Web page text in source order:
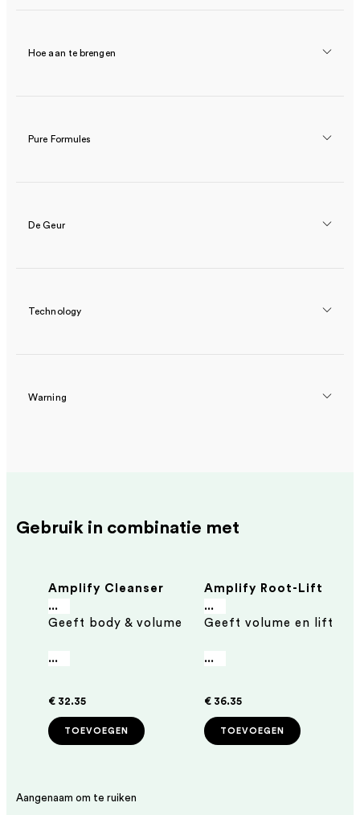
Hoe aan te brengen
Pure Formules
De Geur
Technology
Warning
Gebruik in combinatie met
Amplify Cleanser
300 ml - Natuurlijke
shampoo voor fijn
...
Geeft body & volume
...
€ 32.35
TOEVOEGEN
Amplify Root-Lift
Spray Conditioner
250 ml
...
Geeft volume en lift
...
€ 36.35
TOEVOEGEN
Aangenaam om te ruiken